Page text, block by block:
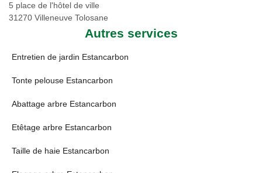
5 place de l'hôtel de ville
31270 Villeneuve Tolosane
Autres services
Entretien de jardin Estancarbon
Tonte pelouse Estancarbon
Abattage arbre Estancarbon
Etêtage arbre Estancarbon
Taille de haie Estancarbon